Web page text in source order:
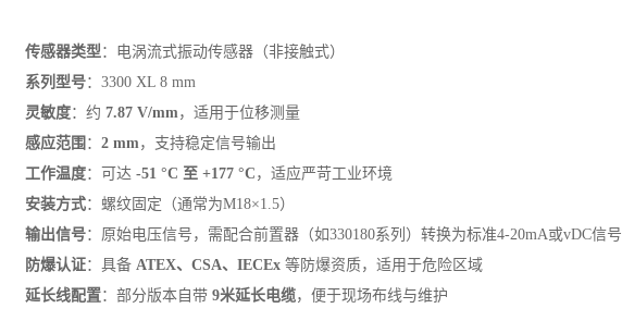
传感器类型 ‌：电涡流式振动传感器（非接触式）
系列型号‌：3300 XL 8 mm
灵敏度‌：约 ‌ 7.87 V/mm ‌，适用于位移测量
感应范围 ‌：‌ 2 mm ‌，支持稳定信号输出
工作温度‌：可达 ‌ -51 °C 至 +177 °C ‌，适应严苛工业环境
安装方式‌：螺纹固定（通常为M18×1.5）
输出信号‌：原始电压信号，需配合前置器（如330180系列）转换为标准4-20mA或vDC信号
防爆认证‌：具备 ‌ ATEX、CSA、IECEx ‌ 等防爆资质，适用于危险区域
延长线配置‌：部分版本自带 ‌ 9米延长电缆‌，便于现场布线与维护